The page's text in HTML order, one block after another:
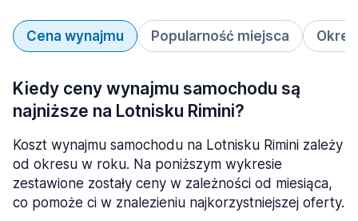
Cena wynajmu Popularność miejsca
Kiedy ceny wynajmu samochodu są
najniższe na Lotnisku Rimini?
Koszt wynajmu samochodu na Lotnisku Rimini zależy
od okresu w roku. Na poniższym wykresie
zestawione zostały ceny w zależności od miesiąca,
co pomoże ci w znalezieniu najkorzystniejszej oferty.